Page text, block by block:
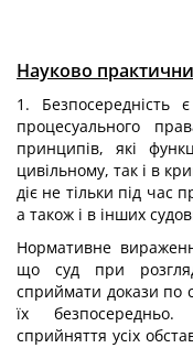
Науково
1. Безпосередність
процесуального
принципів, які
цивільному, так і в
діє не тільки під час
а також і в інших
Нормативне
що суд при
сприймати докази по
їх
сприйняття усіх